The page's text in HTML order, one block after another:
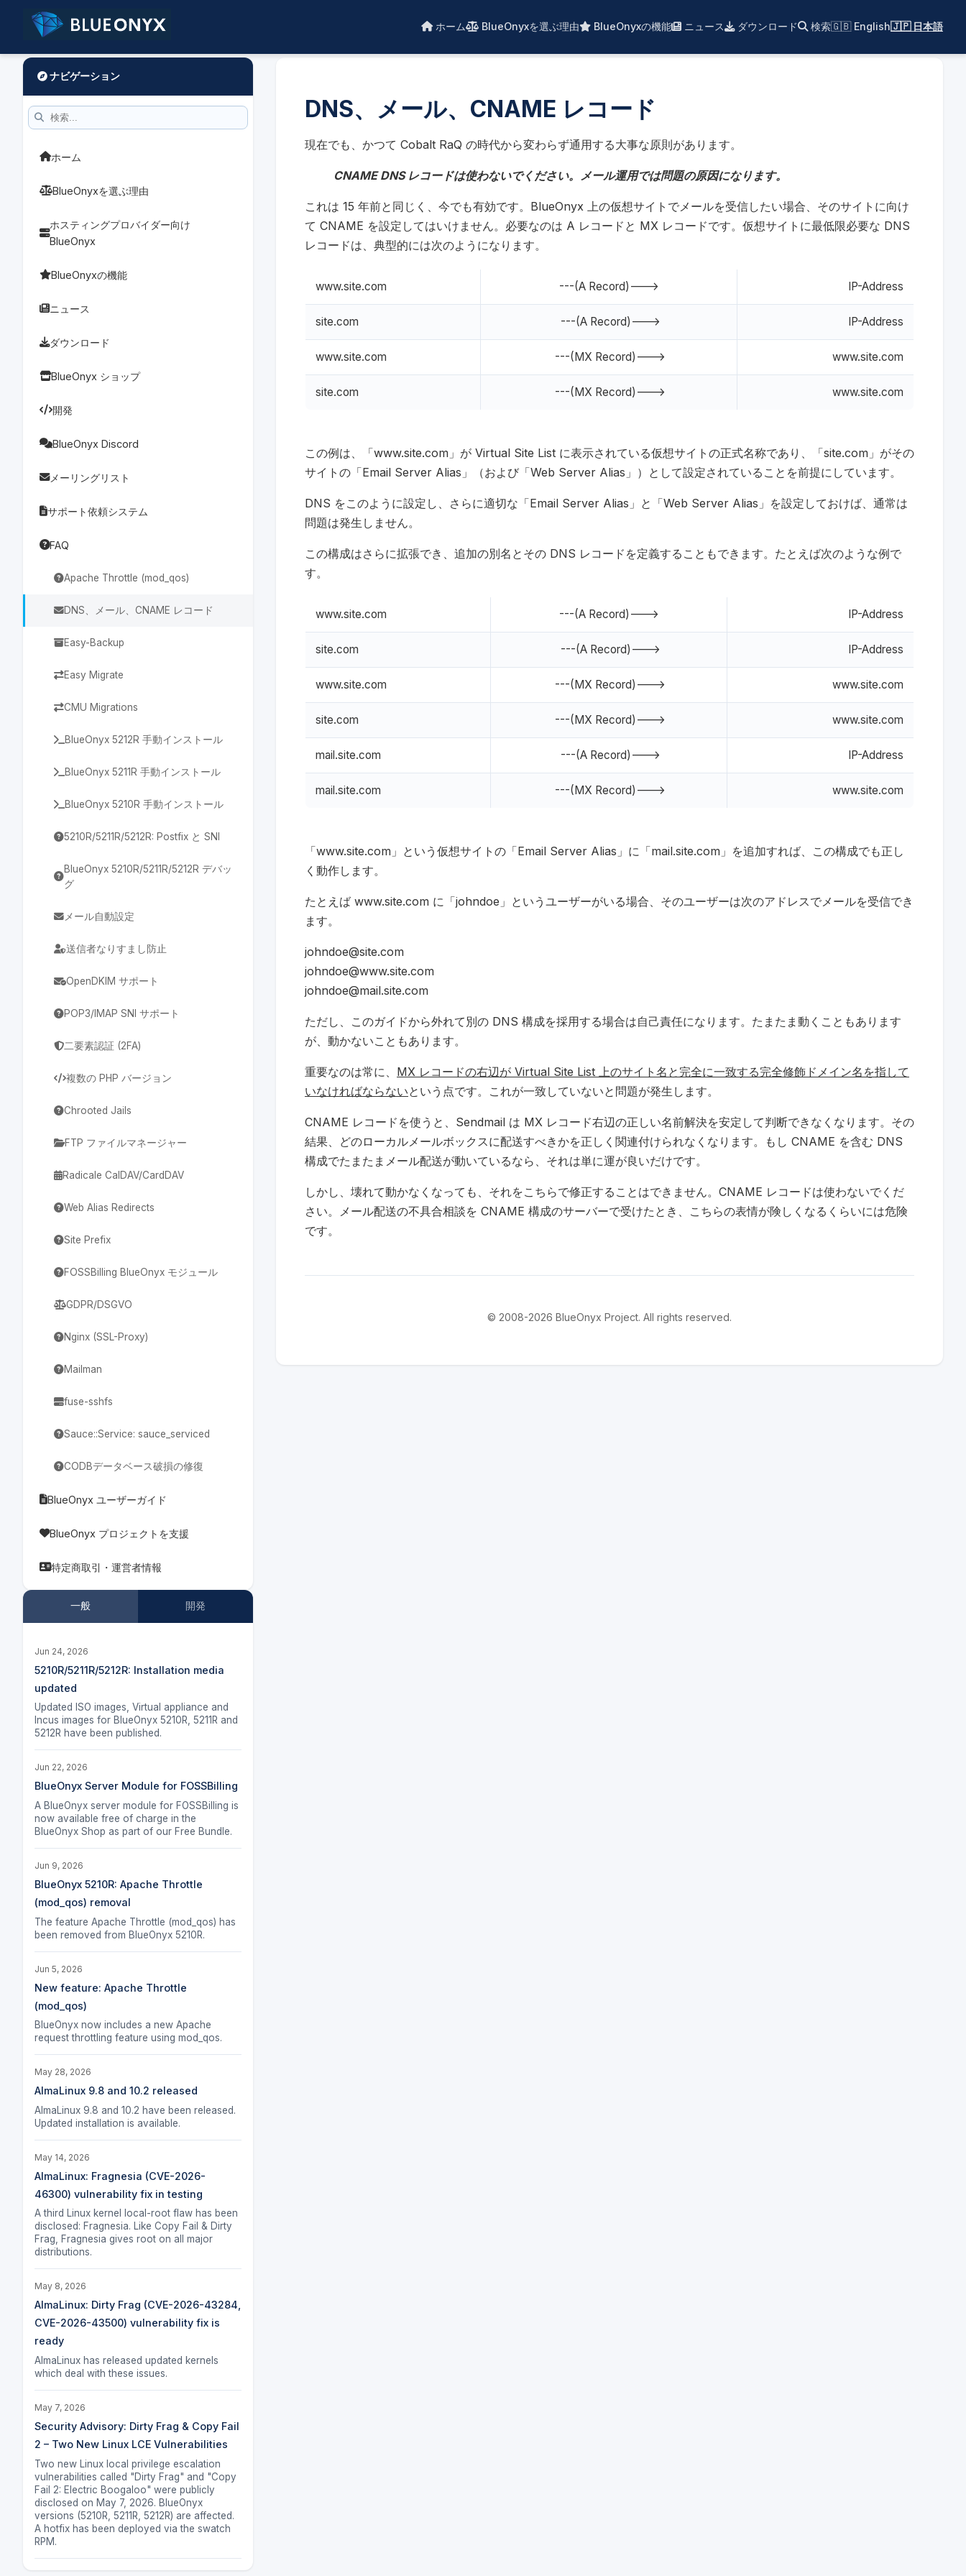
ホーム BlueOnyxを選ぶ理由 BlueOnyxの機能 ニュース ダウンロード 検索🇬🇧 English🇯🇵 日本語
ナビゲーション
ホーム
BlueOnyxを選ぶ理由
ホスティングプロバイダー向け
BlueOnyx
BlueOnyxの機能
ニュース
ダウンロード
BlueOnyx ショップ
開発
BlueOnyx Discord
メーリングリスト
サポート依頼システム
FAQ
Apache Throttle (mod_qos)
DNS、メール、CNAME レコード
Easy-Backup
Easy Migrate
CMU Migrations
BlueOnyx 5212R 手動インストール
BlueOnyx 5211R 手動インストール
BlueOnyx 5210R 手動インストール
5210R/5211R/5212R: Postfix と SNI
BlueOnyx 5210R/5211R/5212R デバッ
グ
メール自動設定
送信者なりすまし防止
OpenDKIM サポート
POP3/IMAP SNI サポート
二要素認証 (2FA)
複数の PHP バージョン
Chrooted Jails
FTP ファイルマネージャー
Radicale CalDAV/CardDAV
Web Alias Redirects
Site Prefix
FOSSBilling BlueOnyx モジュール
GDPR/DSGVO
Nginx (SSL-Proxy)
Mailman
fuse-sshfs
Sauce::Service: sauce_serviced
CODBデータベース破損の修復
BlueOnyx ユーザーガイド
BlueOnyx プロジェクトを支援
特定商取引・運営者情報
一般 開発
Jun 24, 2026
5210R/5211R/5212R: Installation media
updated
Updated ISO images, Virtual appliance and
Incus images for BlueOnyx 5210R, 5211R and
5212R have been published.
Jun 22, 2026
BlueOnyx Server Module for FOSSBilling
A BlueOnyx server module for FOSSBilling is
now available free of charge in the
BlueOnyx Shop as part of our Free Bundle.
Jun 9, 2026
BlueOnyx 5210R: Apache Throttle
(mod_qos) removal
The feature Apache Throttle (mod_qos) has
been removed from BlueOnyx 5210R.
Jun 5, 2026
New feature: Apache Throttle
(mod_qos)
BlueOnyx now includes a new Apache
request throttling feature using mod_qos.
May 28, 2026
AlmaLinux 9.8 and 10.2 released
AlmaLinux 9.8 and 10.2 have been released.
Updated installation is available.
May 14, 2026
AlmaLinux: Fragnesia (CVE-2026-
46300) vulnerability fix in testing
A third Linux kernel local-root flaw has been
disclosed: Fragnesia. Like Copy Fail & Dirty
Frag, Fragnesia gives root on all major
distributions.
May 8, 2026
AlmaLinux: Dirty Frag (CVE-2026-43284,
CVE-2026-43500) vulnerability fix is
ready
AlmaLinux has released updated kernels
which deal with these issues.
May 7, 2026
Security Advisory: Dirty Frag & Copy Fail
2 – Two New Linux LCE Vulnerabilities
Two new Linux local privilege escalation
vulnerabilities called "Dirty Frag" and "Copy
Fail 2: Electric Boogaloo" were publicly
disclosed on May 7, 2026. BlueOnyx
versions (5210R, 5211R, 5212R) are affected.
A hotfix has been deployed via the swatch
RPM.
DNS、メール、CNAME レコード
現在でも、かつて Cobalt RaQ の時代から変わらず通用する大事な原則があります。
CNAME DNS レコードは使わないでください。メール運用では問題の原因になります。
これは 15 年前と同じく、今でも有効です。BlueOnyx 上の仮想サイトでメールを受信したい場合、そのサイトに向け
て CNAME を設定してはいけません。必要なのは A レコードと MX レコードです。仮想サイトに最低限必要な DNS
レコードは、典型的には次のようになります。
www.site.com ---(A Record)---> IP-Address
site.com ---(A Record)---> IP-Address
www.site.com ---(MX Record)---> www.site.com
site.com ---(MX Record)---> www.site.com
この例は、「www.site.com」が Virtual Site List に表示されている仮想サイトの正式名称であり、「site.com」がその
サイトの「Email Server Alias」（および「Web Server Alias」）として設定されていることを前提にしています。
DNS をこのように設定し、さらに適切な「Email Server Alias」と「Web Server Alias」を設定しておけば、通常は
問題は発生しません。
この構成はさらに拡張でき、追加の別名とその DNS レコードを定義することもできます。たとえば次のような例で
す。
www.site.com ---(A Record)---> IP-Address
site.com ---(A Record)---> IP-Address
www.site.com ---(MX Record)---> www.site.com
site.com ---(MX Record)---> www.site.com
mail.site.com ---(A Record)---> IP-Address
mail.site.com ---(MX Record)---> www.site.com
「www.site.com」という仮想サイトの「Email Server Alias」に「mail.site.com」を追加すれば、この構成でも正し
く動作します。
たとえば www.site.com に「johndoe」というユーザーがいる場合、そのユーザーは次のアドレスでメールを受信でき
ます。
johndoe@site.com
johndoe@www.site.com
johndoe@mail.site.com
ただし、このガイドから外れて別の DNS 構成を採用する場合は自己責任になります。たまたま動くこともあります
が、動かないこともあります。
重要なのは常に、 MX レコードの右辺が Virtual Site List 上のサイト名と完全に一致する完全修飾ドメイン名を指して
いなければならないという点です。これが一致していないと問題が発生します。
CNAME レコードを使うと、Sendmail は MX レコード右辺の正しい名前解決を安定して判断できなくなります。その
結果、どのローカルメールボックスに配送すべきかを正しく関連付けられなくなります。もし CNAME を含む DNS
構成でたまたまメール配送が動いているなら、それは単に運が良いだけです。
しかし、壊れて動かなくなっても、それをこちらで修正することはできません。CNAME レコードは使わないでくだ
さい。メール配送の不具合相談を CNAME 構成のサーバーで受けたとき、こちらの表情が険しくなるくらいには危険
です。
© 2008-2026 BlueOnyx Project. All rights reserved.